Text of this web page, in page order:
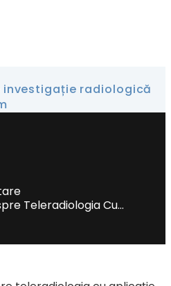
radiologică
Teleradiologia Cu